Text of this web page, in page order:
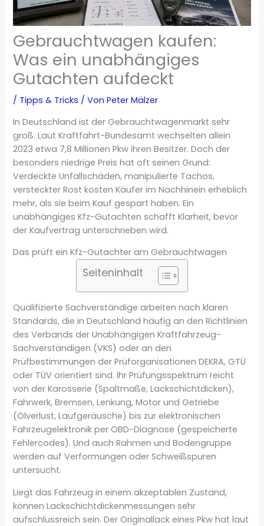
Gebrauchtwagen kaufen:
Was ein unabhängiges
Gutachten aufdeckt
/ Tipps & Tricks / VonPeter Mälzer
In Deutschland ist der Gebrauchtwagenmarkt sehr
groß. Laut Kraftfahrt-Bundesamt wechselten allein
2023 etwa 7,8 Millionen Pkw ihren Besitzer. Doch der
besonders niedrige Preis hat oft seinen Grund:
Verdeckte Unfallschäden, manipulierte Tachos,
versteckter Rost kosten Käufer im Nachhinein erheblich
mehr, als sie beim Kauf gespart haben. Ein
unabhängiges Kfz-Gutachten schafft Klarheit, bevor
der Kaufvertrag unterschrieben wird.
Das prüft ein Kfz-Gutachter am Gebrauchtwagen
Seiteninhalt
Qualifizierte Sachverständige arbeiten nach klaren
Standards, die in Deutschland häufig an den Richtlinien
des Verbands der Unabhängigen Kraftfahrzeug-
Sachverständigen (VKS) oder an den
Prüfbestimmungen der Prüforganisationen DEKRA, GTÜ
oder TÜV orientiert sind. Ihr Prüfungsspektrum reicht
von der Karosserie (Spaltmaße, Lackschichtdicken),
Fahrwerk, Bremsen, Lenkung, Motor und Getriebe
(Ölverlust, Laufgeräusche) bis zur elektronischen
Fahrzeugelektronik per OBD-Diagnose (gespeicherte
Fehlercodes). Und auch Rahmen und Bodengruppe
werden auf Verformungen oder Schweißspuren
untersucht.
Liegt das Fahrzeug in einem akzeptablen Zustand,
können Lackschichtdickenmessungen sehr
aufschlussreich sein. Der Originallack eines Pkw hat laut